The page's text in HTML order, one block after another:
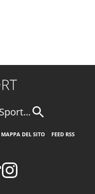
MAPPA DEL SITO
FEED RSS